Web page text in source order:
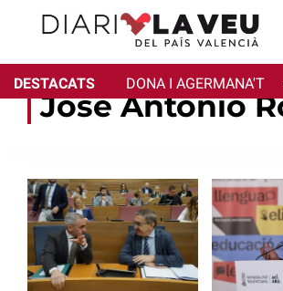
DESTACATS DONA I AGERMANA'T
José Antonio